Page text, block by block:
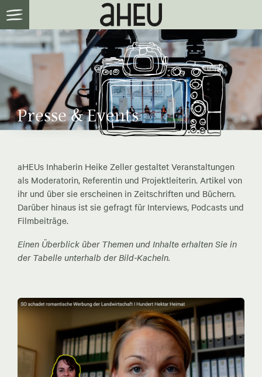
Presse & Events
aHEUs Inhaberin Heike Zeller gestaltet Veranstaltungen
als Moderatorin, Referentin und Projektleiterin. Artikel von
ihr und über sie erscheinen in Zeitschriften und Büchern.
Darüber hinaus ist sie gefragt für Interviews, Podcasts und
Filmbeiträge.
Einen Überblick über Themen und Inhalte erhalten Sie in
der Tabelle unterhalb der Bild-Kacheln.